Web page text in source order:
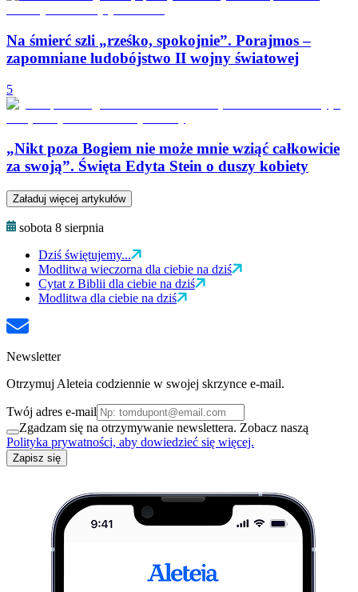
Na śmierć szli „rześko, spokojnie”. Porajmos –
zapomniane ludobójstwo II wojny światowej
5
„Nikt poza Bogiem nie może mnie wziąć całkowicie
za swoją”. Święta Edyta Stein o duszy kobiety
Załaduj więcej artykułów
sobota 8 sierpnia
Dziś świętujemy...
Modlitwa wieczorna dla ciebie na dziś
Cytat z Biblii dla ciebie na dziś
Modlitwa dla ciebie na dziś
Newsletter
Otrzymuj Aleteia codziennie w swojej skrzynce e-mail.
Twój adres e-mail
Zgadzam się na otrzymywanie newslettera. Zobacz naszą
Polityka prywatności, aby dowiedzieć się więcej.
Zapisz się